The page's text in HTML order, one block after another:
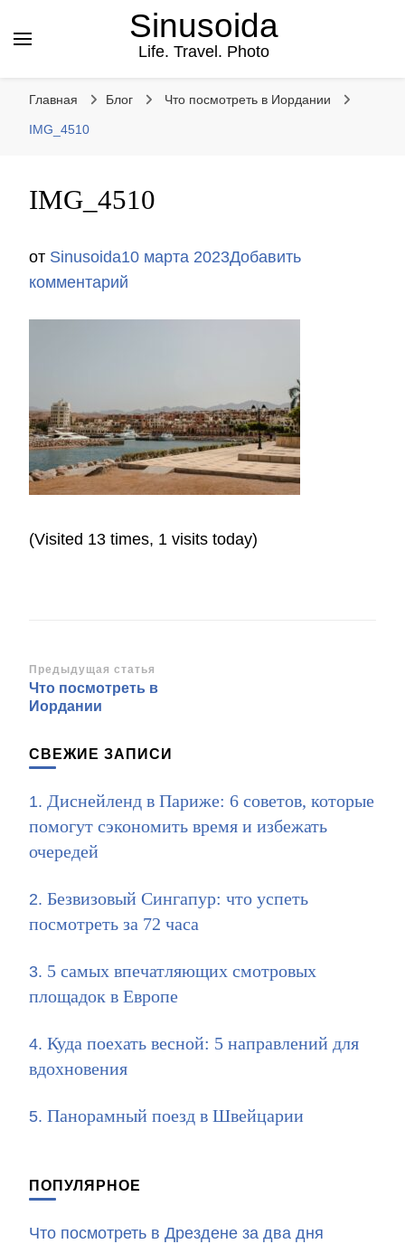
Sinusoida
Life. Travel. Photo
Главная Блог Что посмотреть в Иордании
IMG_4510
IMG_4510
от Sinusoida10 марта 2023Добавить
комментарий
(Visited 13 times, 1 visits today)
Навигация
по
Предыдущая статья
Что посмотреть в
Иордании
СВЕЖИЕ ЗАПИСИ
Диснейленд в Париже: 6 советов, которые
помогут сэкономить время и избежать
очередей
Безвизовый Сингапур: что успеть
посмотреть за 72 часа
5 самых впечатляющих смотровых
площадок в Европе
Куда поехать весной: 5 направлений для
вдохновения
Панорамный поезд в Швейцарии
ПОПУЛЯРНОЕ
Что посмотреть в Дрездене за два дня